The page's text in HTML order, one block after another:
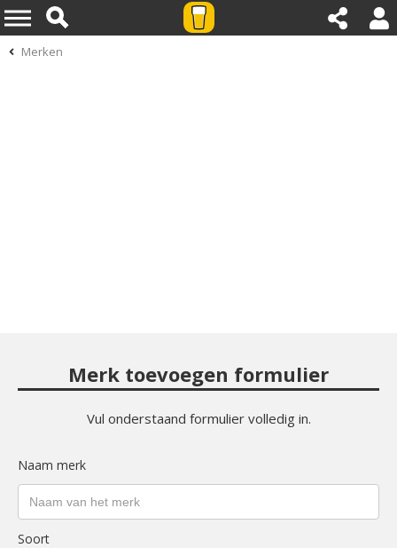
Merken
Merk toevoegen formulier
Vul onderstaand formulier volledig in.
Naam merk
Soort